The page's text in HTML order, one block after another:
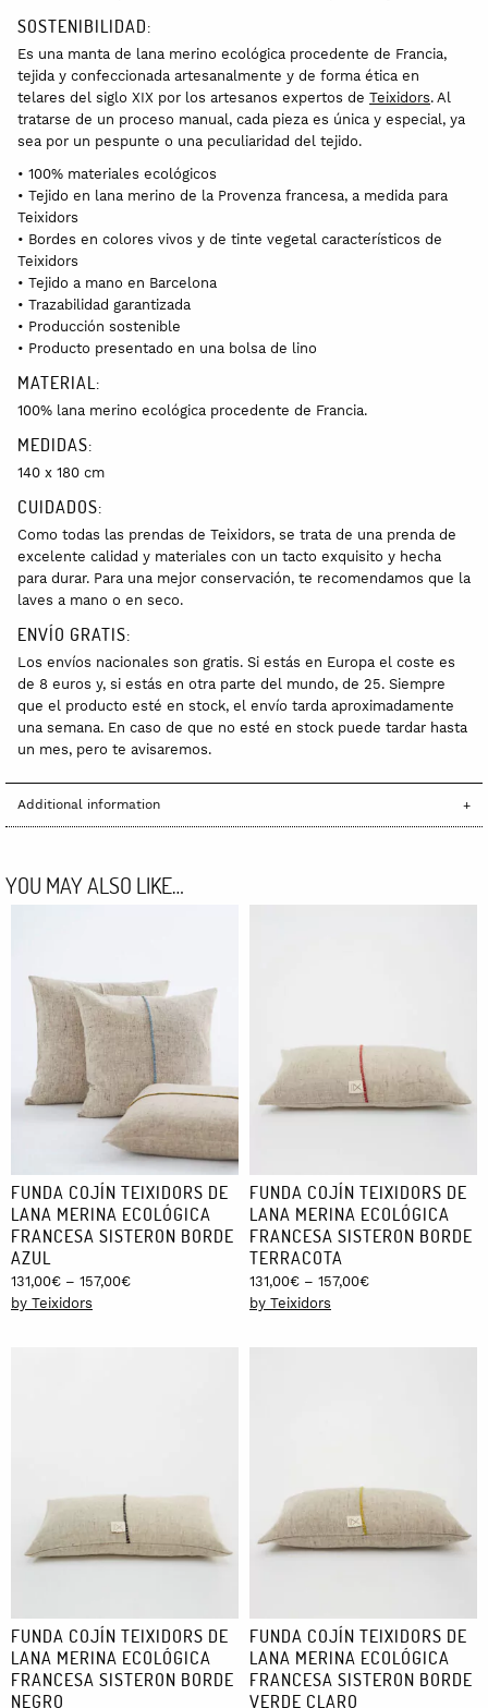
SOSTENIBILIDAD:
Es una manta de lana merino ecológica procedente de Francia,
tejida y confeccionada artesanalmente y de forma ética en
telares del siglo XIX por los artesanos expertos de Teixidors. Al
tratarse de un proceso manual, cada pieza es única y especial, ya
sea por un pespunte o una peculiaridad del tejido.
• 100% materiales ecológicos
• Tejido en lana merino de la Provenza francesa, a medida para
Teixidors
• Bordes en colores vivos y de tinte vegetal característicos de
Teixidors
• Tejido a mano en Barcelona
• Trazabilidad garantizada
• Producción sostenible
• Producto presentado en una bolsa de lino
MATERIAL:
100% lana merino ecológica procedente de Francia.
MEDIDAS:
140 x 180 cm
CUIDADOS:
Como todas las prendas de Teixidors, se trata de una prenda de
excelente calidad y materiales con un tacto exquisito y hecha
para durar. Para una mejor conservación, te recomendamos que la
laves a mano o en seco.
ENVÍO GRATIS:
Los envíos nacionales son gratis. Si estás en Europa el coste es
de 8 euros y, si estás en otra parte del mundo, de 25. Siempre
que el producto esté en stock, el envío tarda aproximadamente
una semana. En caso de que no esté en stock puede tardar hasta
un mes, pero te avisaremos.
Additional information
YOU MAY ALSO LIKE…
FUNDA COJÍN TEIXIDORS DE
LANA MERINA ECOLÓGICA
FRANCESA SISTERON BORDE
AZUL
131,00€ – 157,00€Price
by Teixidors
FUNDA COJÍN TEIXIDORS DE
LANA MERINA ECOLÓGICA
FRANCESA SISTERON BORDE
TERRACOTA
131,00€ – 157,00€Price
by Teixidors
FUNDA COJÍN TEIXIDORS DE
LANA MERINA ECOLÓGICA
FRANCESA SISTERON BORDE
NEGRO
FUNDA COJÍN TEIXIDORS DE
LANA MERINA ECOLÓGICA
FRANCESA SISTERON BORDE
VERDE CLARO